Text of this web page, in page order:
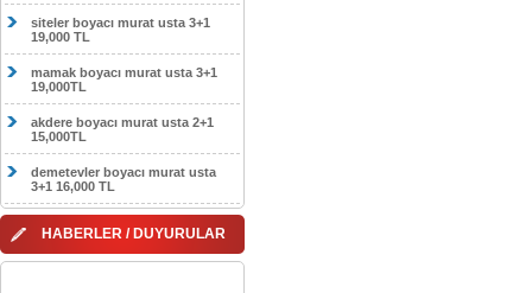
siteler boyacı murat usta 3+1
19,000 TL
mamak boyacı murat usta 3+1
19,000TL
akdere boyacı murat usta 2+1
15,000TL
demetevler boyacı murat usta
3+1 16,000 TL
HABERLER / DUYURULAR